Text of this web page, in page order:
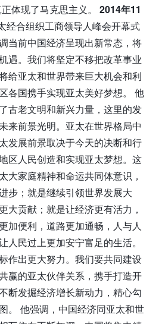
体现了马克思主义。 2014年11
经合组织工商领导人峰会开幕式
当前中国经济呈现出新常态，将
遇。我们将坚定不移把改革事业
给亚太和世界带来巨大机会和利
各国携手实现亚太美好梦想。 他
古老文明和新兴力量，这里的发
来前景光明。亚太在世界格局中
发展前景取决于今天的决断和行
区人民创造和实现亚太梦想。这
大家庭精神和命运共同体意识，
步；就是继续引领世界发展大
大贡献；就是让经济更有活力，
加便利，道路更加通畅，人与人
人民过上更加安宁富足的生活。
作出更大努力。我们要共同建设
赢的亚太伙伴关系，携手打造开
断发掘经济增长新动力，精心勾
。 他强调，中国经济同亚太和世